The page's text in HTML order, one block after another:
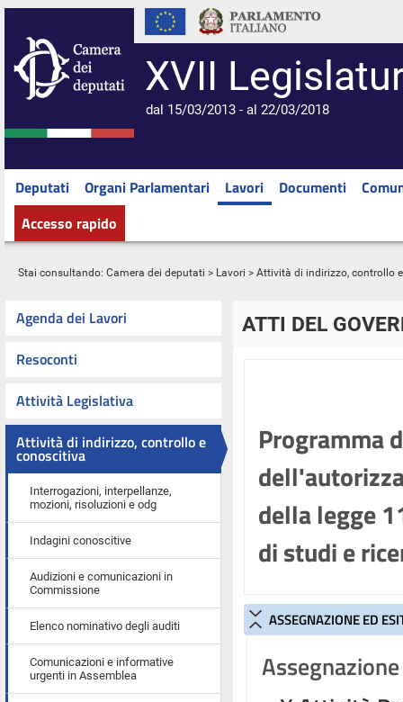
XVII
dal 15/03/2013 - al 22/03/2018
Deputati Organi Parlamentari Lavori Documenti
Accesso rapido
Stai consultando: Camera dei deputati > Lavori > Attività di indirizzo, controllo
Agenda dei Lavori
Resoconti
Attività Legislativa
Attività di indirizzo, controllo e
conoscitiva
Interrogazioni, interpellanze,
mozioni, risoluzioni e odg
Indagini conoscitive
Audizioni e comunicazioni in
Commissione
Elenco nominativo degli auditi
Comunicazioni e informative
urgenti in Assemblea
ATTI DEL
Programma
della legge
di studi e
ASSEGNAZIONE ED